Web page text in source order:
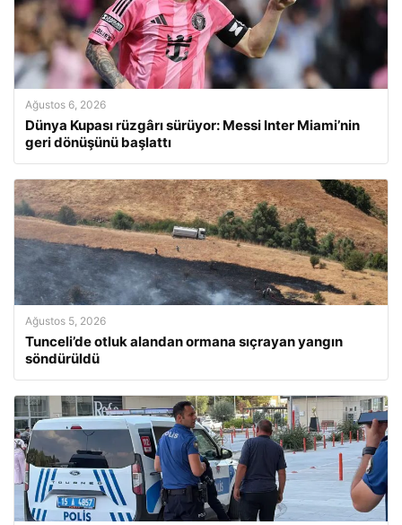
Ağustos 6, 2026
Dünya Kupası rüzgârı sürüyor: Messi Inter Miami’nin
geri dönüşünü başlattı
Ağustos 5, 2026
Tunceli’de otluk alandan ormana sıçrayan yangın
söndürüldü